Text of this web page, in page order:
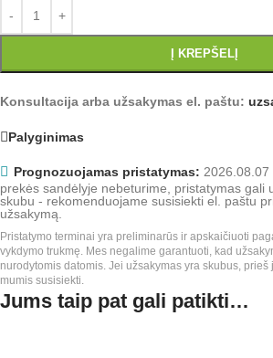
Į KREPŠELĮ
Konsultacija arba užsakymas el. paštu:
Palyginimas
Prognozuojamas pristatymas:
prekės sandėlyje nebeturime, pristatymas gali
skubu - rekomenduojame susisiekti el. paštu
užsakymą.
Pristatymo terminai yra preliminarūs ir apskaičiuoti
vykdymo trukmę. Mes negalime garantuoti, kad
nurodytomis datomis. Jei užsakymas yra skubus,
mumis susisiekti.
Jums taip pat gali patikti…